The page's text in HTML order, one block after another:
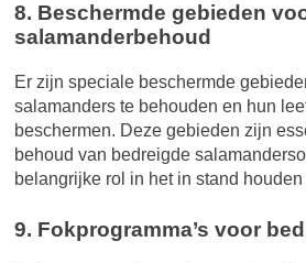
8. Beschermde gebieden
salamanderbehoud
Er zijn speciale beschermde
salamanders te behouden en hun
beschermen. Deze gebieden zijn
behoud van bedreigde
belangrijke rol in het in stand
9. Fokprogramma’s voor